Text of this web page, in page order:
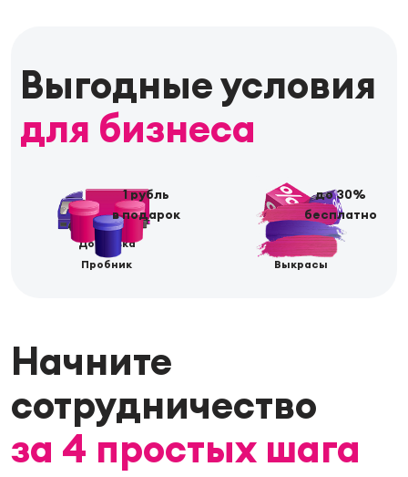
Выгодные условия
для бизнеса
Доставка
1 рубль
Скидки
до 30%
Пробник
в подарок
Выкрасы
бесплатно
Начните
сотрудничество
за 4 простых шага